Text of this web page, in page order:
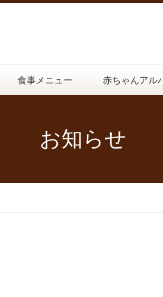
食事メニュー 赤ちゃんアル
お知らせ